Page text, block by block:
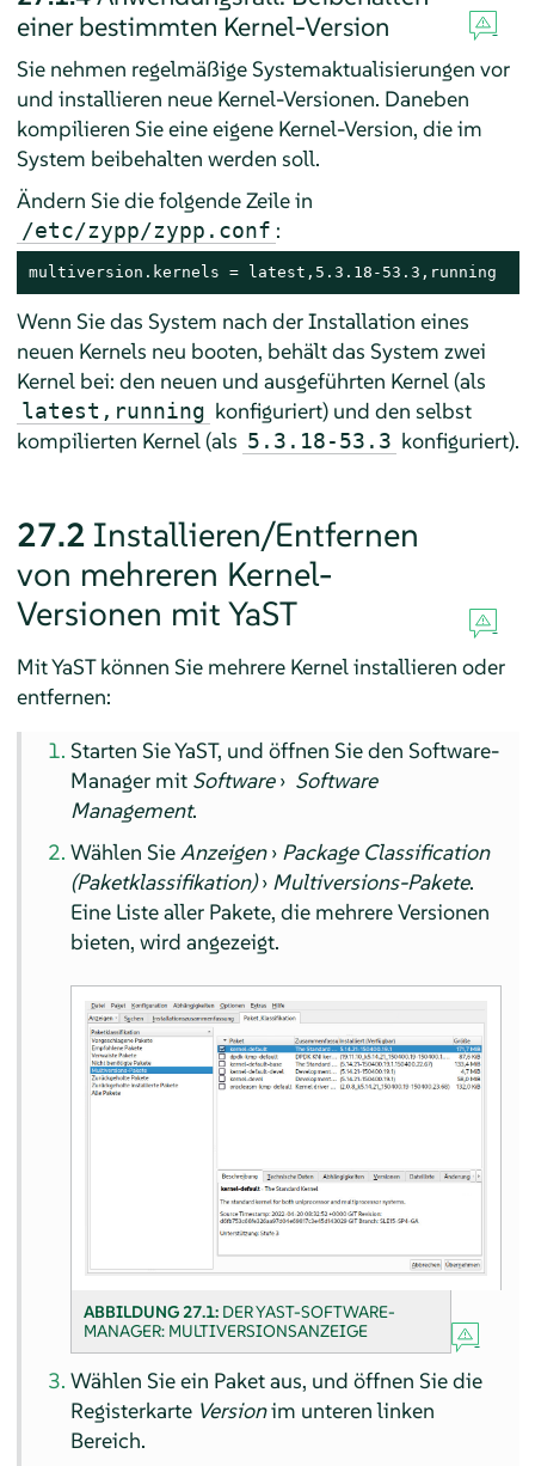
einer bestimmten Kernel-Version
Sie nehmen regelmäßige Systemaktualisierungen vor
und installieren neue Kernel-Versionen. Daneben
kompilieren Sie eine eigene Kernel-Version, die im
System beibehalten werden soll.
Ändern Sie die folgende Zeile in
/etc/zypp/zypp.conf :
multiversion.kernels = latest,5.3.18-53.3,running
Wenn Sie das System nach der Installation eines
neuen Kernels neu booten, behält das System zwei
Kernel bei: den neuen und ausgeführten Kernel (als
latest,running konfiguriert) und den selbst
kompilierten Kernel (als 5.3.18-53.3 konfiguriert).
27.2 Installieren/Entfernen
von mehreren Kernel-
Versionen mit YaST
Mit YaST können Sie mehrere Kernel installieren oder
entfernen:
Starten Sie YaST, und öffnen Sie den Software-
Manager mit Software› Software
Management.
Wählen SieAnzeigen› Package Classification
(Paketklassifikation)› Multiversions-Pakete.
Eine Liste aller Pakete, die mehrere Versionen
bieten, wird angezeigt.
ABBILDUNG 27.1: DER YAST-SOFTWARE-
MANAGER: MULTIVERSIONSANZEIGE
Wählen Sie ein Paket aus, und öffnen Sie die
Registerkarte Versionim unteren linken
Bereich.